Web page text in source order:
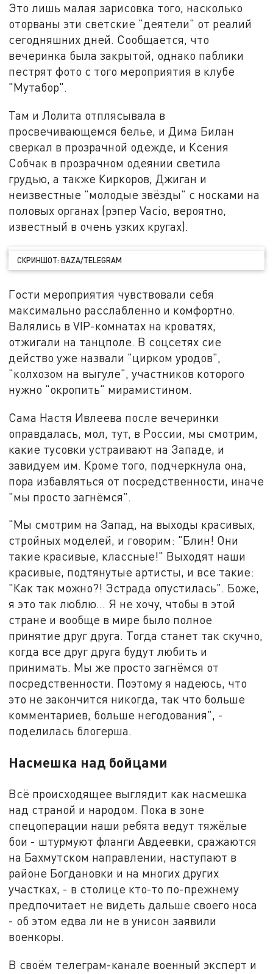
Это лишь малая зарисовка того, насколько
оторваны эти светские "деятели" от реалий
сегодняшних дней. Сообщается, что
вечеринка была закрытой, однако паблики
пестрят фото с того мероприятия в клубе
"Мутабор".
Там и Лолита отплясывала в
просвечивающемся белье, и Дима Билан
сверкал в прозрачной одежде, и Ксения
Собчак в прозрачном одеянии светила
грудью, а также Киркоров, Джиган и
неизвестные "молодые звёзды" с носками на
половых органах (рэпер Vacio, вероятно,
известный в очень узких кругах).
СКРИНШОТ: BAZA/TELEGRAM
Гости мероприятия чувствовали себя
максимально расслабленно и комфортно.
Валялись в VIP-комнатах на кроватях,
отжигали на танцполе. В соцсетях сие
действо уже назвали "цирком уродов",
"колхозом на выгуле", участников которого
нужно "окропить" мирамистином.
Сама Настя Ивлеева после вечеринки
оправдалась, мол, тут, в России, мы смотрим,
какие тусовки устраивают на Западе, и
завидуем им. Кроме того, подчеркнула она,
пора избавляться от посредственности, иначе
"мы просто загнёмся".
"Мы смотрим на Запад, на выходы красивых,
стройных моделей, и говорим: "Блин! Они
такие красивые, классные!" Выходят наши
красивые, подтянутые артисты, и все такие:
"Как так можно?! Эстрада опустилась". Боже,
я это так люблю... Я не хочу, чтобы в этой
стране и вообще в мире было полное
принятие друг друга. Тогда станет так скучно,
когда все друг друга будут любить и
принимать. Мы же просто загнёмся от
посредственности. Поэтому я надеюсь, что
это не закончится никогда, так что больше
комментариев, больше негодования", -
поделилась блогерша.
Насмешка над бойцами
Всё происходящее выглядит как насмешка
над страной и народом. Пока в зоне
спецоперации наши ребята ведут тяжёлые
бои - штурмуют фланги Авдеевки, сражаются
на Бахмутском направлении, наступают в
районе Богдановки и на многих других
участках, - в столице кто-то по-прежнему
предпочитает не видеть дальше своего носа
- об этом едва ли не в унисон заявили
военкоры.
В своём телеграм-канале военный эксперт и